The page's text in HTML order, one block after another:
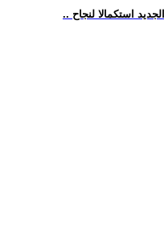
استكمالا لنجاح